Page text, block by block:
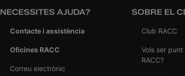
NECESSITES AJUDA?
Contacte i assistència
Oficines RACC
Correu electrònic
SOBRE EL
Club RACC
Vols ser
RACC?